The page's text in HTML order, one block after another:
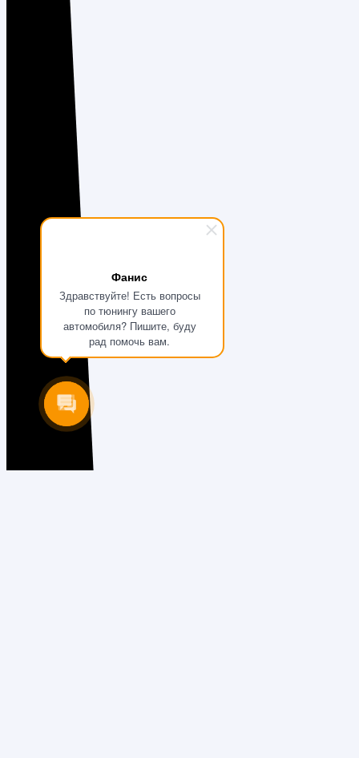
Фанис
Здравствуйте! Есть вопросы
по тюнингу вашего
автомобиля? Пишите, буду
рад помочь вам.